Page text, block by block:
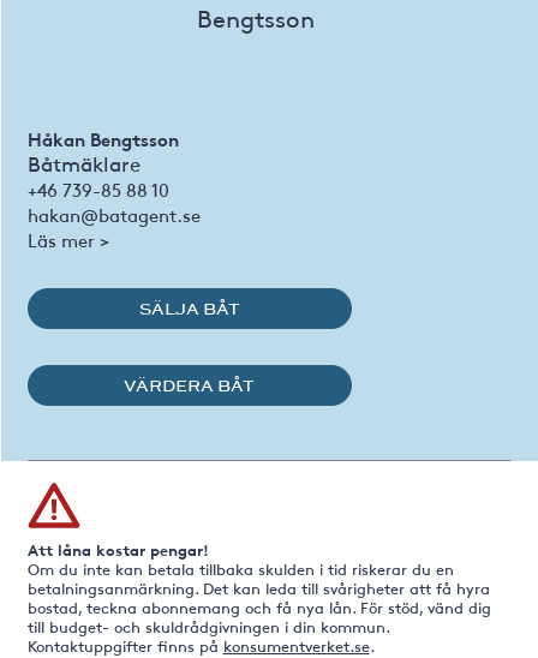
Håkan Bengtsson
Båtmäklare
+46 739-85 88 10
hakan@batagent.se
Läs mer >
SÄLJA BÅT
VÄRDERA BÅT
Att låna kostar pengar!
Om du inte kan betala tillbaka skulden i tid riskerar du en
betalningsanmärkning. Det kan leda till svårigheter att få hyra
bostad, teckna abonnemang och få nya lån. För stöd, vänd dig
till budget- och skuldrådgivningen i din kommun.
Kontaktuppgifter finns på konsumentverket.se.